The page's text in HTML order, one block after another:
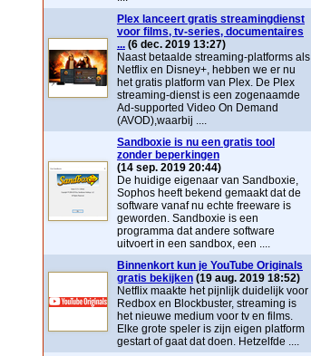
Plex lanceert gratis streamingdienst
voor films, tv-series, documentaires
... (6 dec. 2019 13:27)
Naast betaalde streaming-platforms als
Netflix en Disney+, hebben we er nu
het gratis platform van Plex. De Plex
streaming-dienst is een zogenaamde
Ad-supported Video On Demand
(AVOD),waarbij ....
Sandboxie is nu een gratis tool
zonder beperkingen
(14 sep. 2019 20:44)
De huidige eigenaar van Sandboxie,
Sophos heeft bekend gemaakt dat de
software vanaf nu echte freeware is
geworden. Sandboxie is een
programma dat andere software
uitvoert in een sandbox, een ....
Binnenkort kun je YouTube Originals
gratis bekijken (19 aug. 2019 18:52)
Netflix maakte het pijnlijk duidelijk voor
Redbox en Blockbuster, streaming is
het nieuwe medium voor tv en films.
Elke grote speler is zijn eigen platform
gestart of gaat dat doen. Hetzelfde ....